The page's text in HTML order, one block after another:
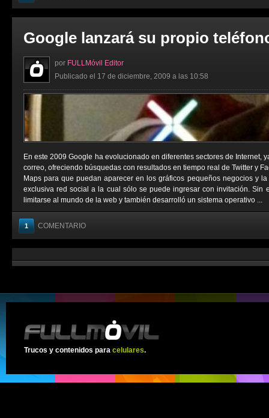
Google lanzará su propio
por FULLMóvil Editor
Publicado el 17 de diciembre, 2009 a las 10:58
En este 2009 Google ha evolucionado en diferentes sectores de Internet,
correo, ofreciendo búsquedas con resultados en tiempo real de Twitter y
Maps para que puedan aparecer en los gráficos pequeños negocios y
exclusiva red social a la cual sólo se puede ingresar con invitación. Sin
limitarse al mundo de la web y también desarrolló un sistema operativo ...
1 COMENTARIO
Trucos y contenidos para celulares.